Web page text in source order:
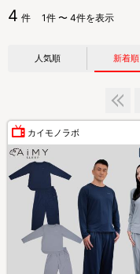
4 件 1件 〜 4件を表示
人気順 新着順
カイモノラボ